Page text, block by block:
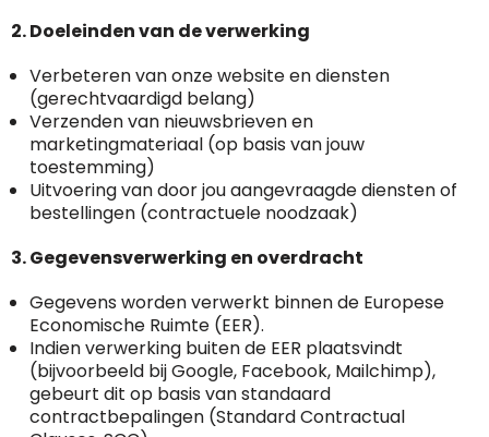
Boska
Case Logic
Fresh 'n Rebel
GolfOriginals
James Harvest
Kingcap
Mepal
2. Doeleinden van de verwerking
Verbeteren van onze website en diensten
(gerechtvaardigd belang)
Verzenden van nieuwsbrieven en
marketingmateriaal (op basis van jouw
toestemming)
Uitvoering van door jou aangevraagde diensten of
bestellingen (contractuele noodzaak)
3. Gegevensverwerking en overdracht
Gegevens worden verwerkt binnen de Europese
Economische Ruimte (EER).
Indien verwerking buiten de EER plaatsvindt
(bijvoorbeeld bij Google, Facebook, Mailchimp),
gebeurt dit op basis van standaard
contractbepalingen (Standard Contractual